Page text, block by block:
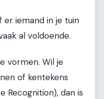
er iemand in je tuin
al voldoende.
vormen. Wil je
of kentekens
Recognition), dan is